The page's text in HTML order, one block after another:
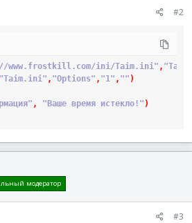
#2
www.frostkill.com/ini/Taim.ini" ,
"Taim.ini" , "Options" , "1" , "" )
, "Ваше время истекло!" )
модератор
#3